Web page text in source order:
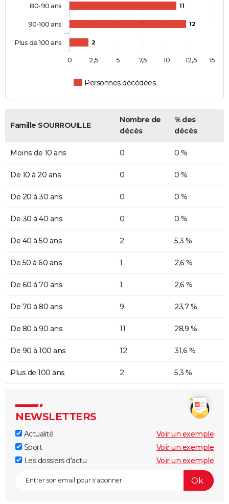
11
12
2
Personnes décédées
80-90 ans
90-100 ans
Plus de 100 ans
0 2,5 5 7,5 10 12,5 15
Famille SOURROUILLE
Nombre de
décès
% des
décès
Moins de 10 ans 0 0 %
De 10 à 20 ans 0 0 %
De 20 à 30 ans 0 0 %
De 30 à 40 ans 0 0 %
De 40 à 50 ans 2 5,3 %
De 50 à 60 ans 1 2,6 %
De 60 à 70 ans 1 2,6 %
De 70 à 80 ans 9 23,7 %
De 80 à 90 ans 11 28,9 %
De 90 à 100 ans 12 31,6 %
Plus de 100 ans 2 5,3 %
NEWSLETTERS
Actualité
Voir un exemple
Sport
Voir un exemple
Les dossiers d'actu
Voir un exemple